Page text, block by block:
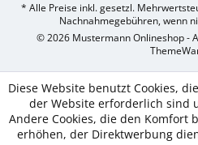
* Alle Preise inkl. gesetzl.
Nachnahmegebühren, wenn
© 2026 Mustermann Onlineshop -
Diese Website benutzt Cookies,
der Website erforderlich sind
Andere Cookies, die den Komfort
erhöhen, der Direktwerbung